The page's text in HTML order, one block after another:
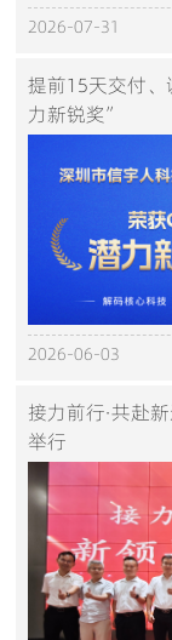
2026-07-31
提前15天交付
力新锐奖”
2026-06-03
接力前行·共赴
举行